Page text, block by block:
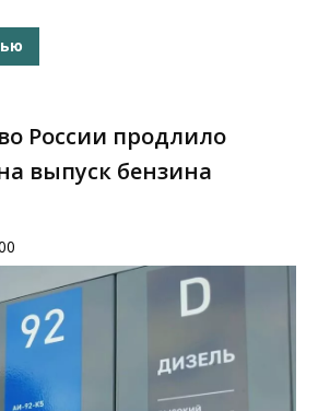
России продлило
выпуск бензина